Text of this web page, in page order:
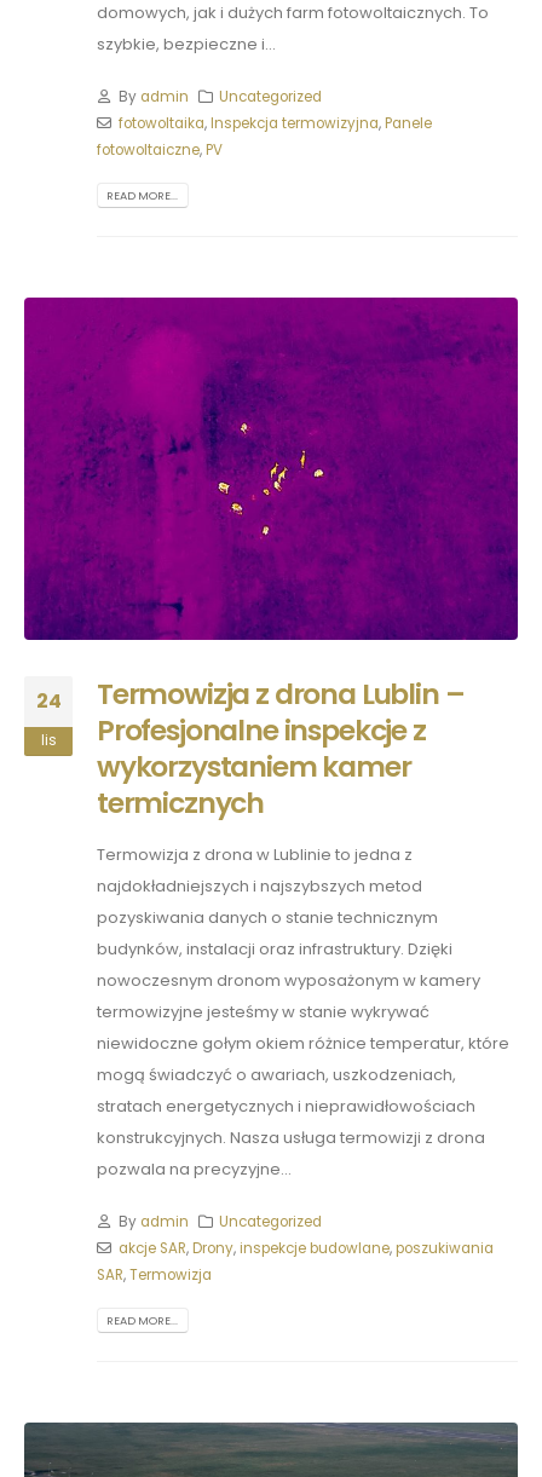
domowych, jak i dużych farm fotowoltaicznych. To
szybkie, bezpieczne i...
By admin
Uncategorized
fotowoltaika,Inspekcja termowizyjna,Panele
fotowoltaiczne,PV
READ MORE...
24
lis
Termowizja z drona Lublin –
Profesjonalne inspekcje z
wykorzystaniem kamer
termicznych
Termowizja z drona w Lublinie to jedna z
najdokładniejszych i najszybszych metod
pozyskiwania danych o stanie technicznym
budynków, instalacji oraz infrastruktury. Dzięki
nowoczesnym dronom wyposażonym w kamery
termowizyjne jesteśmy w stanie wykrywać
niewidoczne gołym okiem różnice temperatur, które
mogą świadczyć o awariach, uszkodzeniach,
stratach energetycznych i nieprawidłowościach
konstrukcyjnych. Nasza usługa termowizji z drona
pozwala na precyzyjne...
By admin
Uncategorized
akcje SAR,Drony,inspekcje budowlane,poszukiwania
SAR,Termowizja
READ MORE...